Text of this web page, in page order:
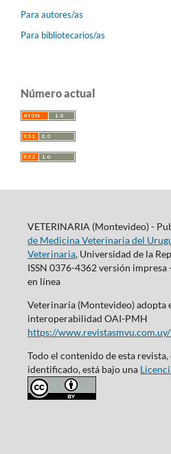
Para autores/as
Para bibliotecarios/as
Número actual
VETERINARIA (Montevideo) -
de Medicina Veterinaria del
Veterinaria, Universidad de la
ISSN 0376-4362 versión impresa
en línea
Veterinaria (Montevideo) adopta
interoperabilidad OAI-PMH
https://
Todo el contenido de esta
identificado, está bajo una